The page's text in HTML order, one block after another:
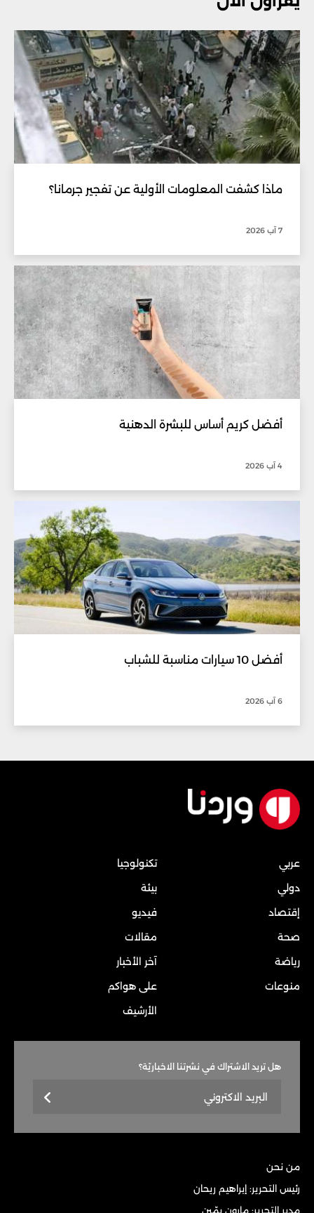
ماذا كشفت المعلومات الأولية عن تفجير جرمانا؟
7 آب 2026
أفضل كريم أساس للبشرة الدهنية
4 آب 2026
أفضل 10 سيارات مناسبة للشباب
6 آب 2026
عربي
دولي
إقتصاد
صحة
رياضة
منوعات
تكنولوجيا
بيئة
فيديو
مقالات
آخر الأخبار
على هواكم
الأرشيف
هل تريد الاشتراك في نشرتنا الاخباريّة؟
من نحن
رئيس التحرير: إبراهيم ريحان
مدير التحرير: مارون يمّين